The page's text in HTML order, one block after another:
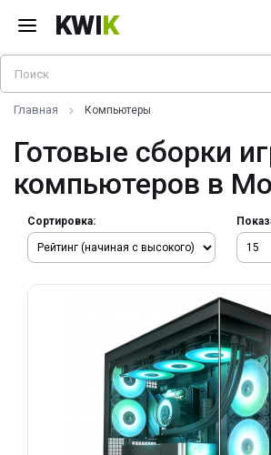
KWIK
Главная Компьютеры
Готовые сборки
компьютеров в
Сортировка: